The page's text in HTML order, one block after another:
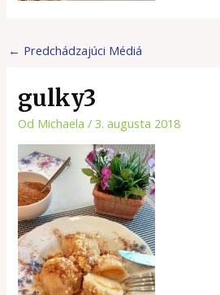
← Predchádzajúci Médiá
gulky3
Od Michaela/3. augusta 2018